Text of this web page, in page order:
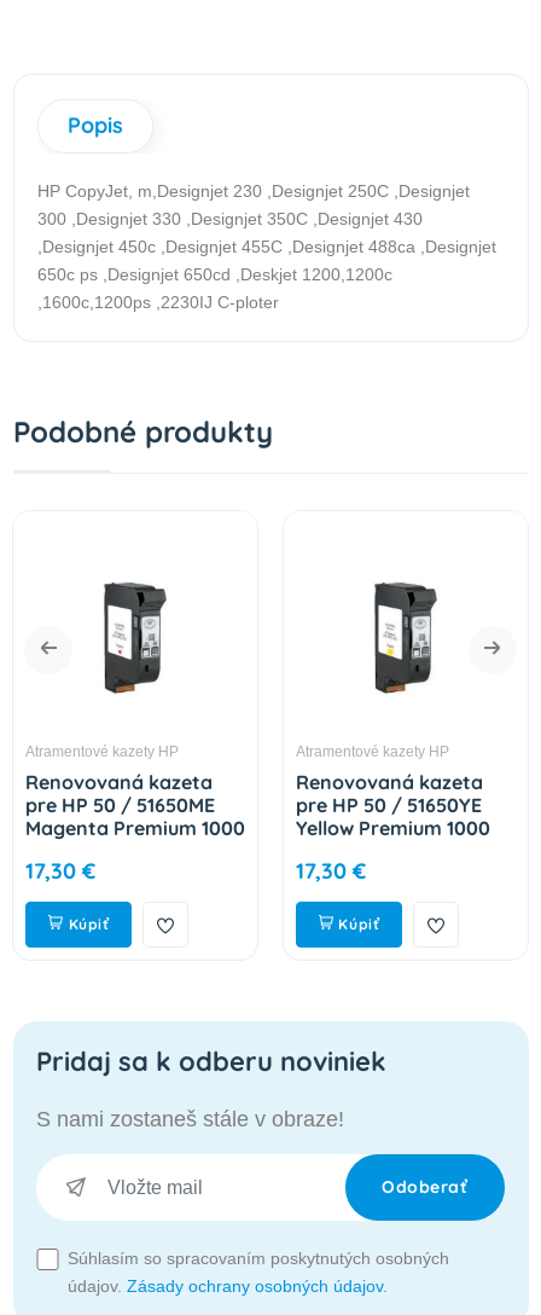
Popis
HP CopyJet, m,Designjet 230 ,Designjet 250C ,Designjet
300 ,Designjet 330 ,Designjet 350C ,Designjet 430
,Designjet 450c ,Designjet 455C ,Designjet 488ca ,Designjet
650c ps ,Designjet 650cd ,Deskjet 1200,1200c
,1600c,1200ps ,2230IJ C-ploter
Podobné produkty
Atramentové kazety HP
Renovovaná kazeta
pre HP 50 / 51650ME
Magenta Premium 1000
17,30 €
Kúpiť
Atramentové kazety HP
Renovovaná kazeta
pre HP 50 / 51650YE
Yellow Premium 1000
17,30 €
Kúpiť
Pridaj sa k odberu noviniek
S nami zostaneš stále v obraze!
Odoberať
Súhlasím so spracovaním poskytnutých osobných
údajov. Zásady ochrany osobných údajov.